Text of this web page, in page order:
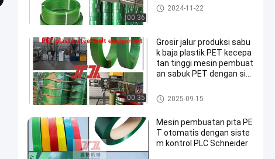
00:36
Mesin Pembuat Tali PET
2024-11-22
00:35
Grosir jalur produksi sabu
k baja plastik PET kecepa
tan tinggi mesin pembuat
an sabuk PET dengan sis
pengeringan
Mesin Pembuat Tali PET
2025-09-15
Mesin pembuatan pita PE
T otomatis dengan siste
m kontrol PLC Schneider